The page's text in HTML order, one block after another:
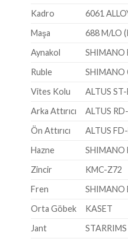
Kadro
6061
Maşa
688 M/LO
Aynakol
SHIMANO
Ruble
SHIMANO
Vites Kolu
ALTUS
Arka Attırıcı
ALTUS
Ön Attırıcı
ALTUS
Hazne
SHIMANO
Zincir
KMC-Z72
Fren
SHIMANO
Orta Göbek
KASET
Jant